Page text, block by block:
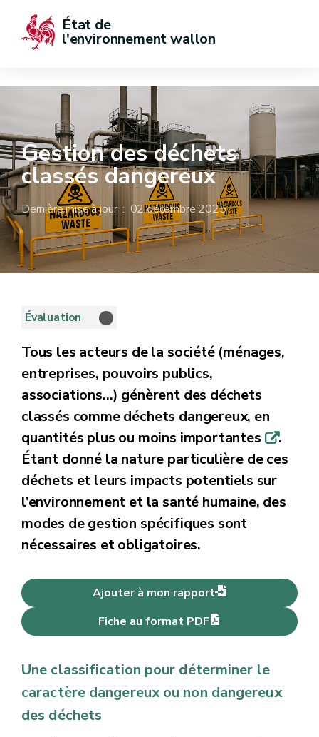
État de
l'environnement wallon
Gestion des déchets
classés dangereux
Dernière mise à jour : 02 décembre 2025
Évaluation
Tous les acteurs de la société (ménages,
entreprises, pouvoirs publics,
associations…) génèrent des déchets
classés comme déchets dangereux, en
quantités plus ou moins importantes q.
Étant donné la nature particulière de ces
déchets et leurs impacts potentiels sur
l’environnement et la santé humaine, des
modes de gestion spécifiques sont
nécessaires et obligatoires.
Ajouter à mon rapport
Fiche au format PDF
Une classification pour déterminer le
caractère dangereux ou non dangereux
des déchets